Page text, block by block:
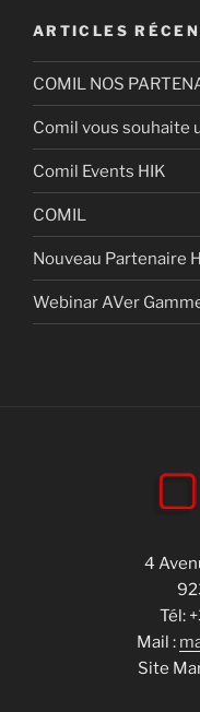
ARTICLES
COMIL NOS
Comil vous souhaite
Comil Events HIK
COMIL
Nouveau Partenaire
Webinar AVer
4
Tél:
Mail :
Site